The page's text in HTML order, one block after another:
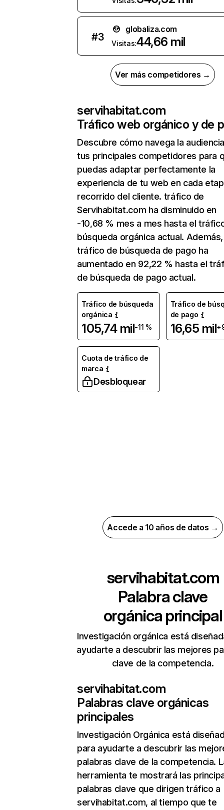
#3
globaliza.com
Visitas:44,66 mil
Ver más competidores →
servihabitat.com
Tráfico web orgánico y de
Descubre cómo navega la
tus principales competidores para
puedas adaptar perfectamente la
experiencia de tu web en cada
recorrido del cliente. tráfico de
Servihabitat.com ha disminuido en
-10,68 % mes a mes hasta el
búsqueda orgánica actual.
tráfico de búsqueda de pago ha
aumentado en 92,22 % hasta el
de búsqueda de pago actual.
Tráfico de búsqueda
orgánica
105,74 mil-11 %
Tráfico de
de pago
16,65 mil
Cuota de tráfico de
marca
Desbloquear
Accede a 10 años de datos →
servihabitat.com
Palabra clave
orgánica principal
Investigación orgánica está
ayudarte a descubrir las mejores
clave de la competencia.
servihabitat.com
Palabras clave orgánicas
principales
Investigación Orgánica está
para ayudarte a descubrir las
palabras clave de la competencia.
herramienta te mostrará las
palabras clave que dirigen tráfico a
servihabitat.com, al tiempo que te